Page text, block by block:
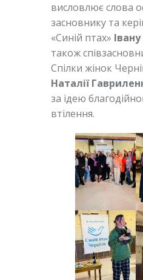
висловлює слова
засновнику та
«Синій птах»
також
Спілки жінок
Наталії
за ідею
втілення.